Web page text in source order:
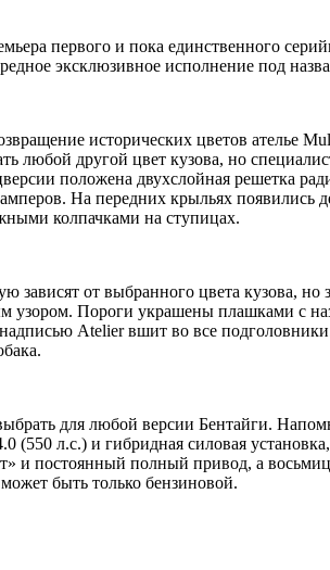
первого и пока единственного
эксклюзивное исполнение под
исторических цветов
любой другой цвет кузова, но
положена двухслойная решетка
На передних крыльях появились
колпачками на ступицах.
зависят от выбранного цвета кузова,
узором. Пороги украшены плашками с
Atelier вшит во все
для любой версии Бентайги.
(550 л.с.) и гибридная силовая
и постоянный полный привод, а
быть только бензиновой.